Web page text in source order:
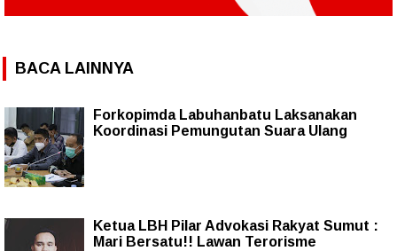
BACA LAINNYA
Forkopimda Labuhanbatu Laksanakan
Koordinasi Pemungutan Suara Ulang
Ketua LBH Pilar Advokasi Rakyat Sumut :
Mari Bersatu!! Lawan Terorisme